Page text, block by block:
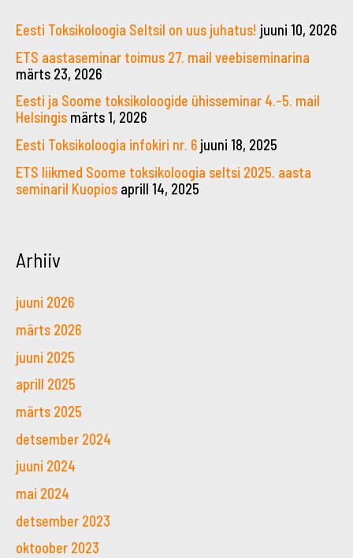
Eesti Toksikoloogia Seltsil on uus juhatus! juuni 10, 2026
ETS aastaseminar toimus 27. mail veebiseminarina
märts 23, 2026
Eesti ja Soome toksikoloogide ühisseminar 4.–5. mail
Helsingis märts 1, 2026
Eesti Toksikoloogia infokiri nr. 6 juuni 18, 2025
ETS liikmed Soome toksikoloogia seltsi 2025. aasta
seminaril Kuopios aprill 14, 2025
Arhiiv
juuni 2026
märts 2026
juuni 2025
aprill 2025
märts 2025
detsember 2024
juuni 2024
mai 2024
detsember 2023
oktoober 2023